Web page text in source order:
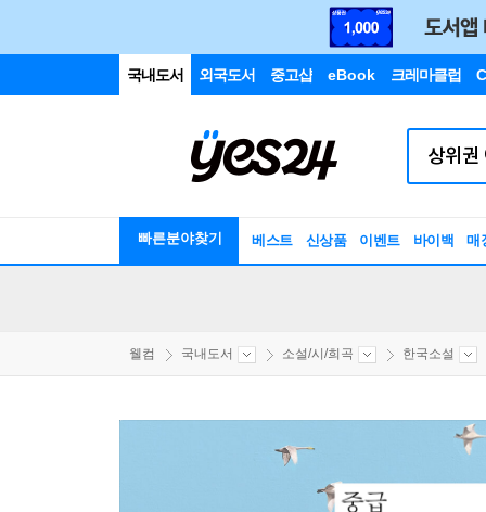
국내도서 외국도서 중고샵 eBook 크레마클럽
빠른분야찾기 베스트 신상품 이벤트 바이백 매
웰컴 국내도서 소설/시/희곡 한국소설